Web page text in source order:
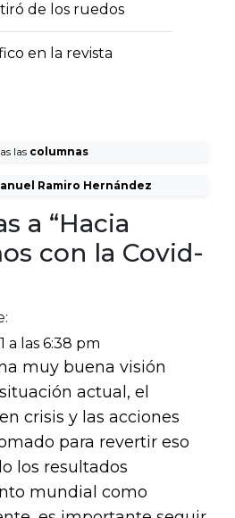
de los ruedos
en la revista
las columnas
Ramiro Hernández
a “Hacia
con la Covid-
a las 6:38 pm
muy buena visión
actual, el
crisis y las acciones
para revertir eso
los resultados
mundial como